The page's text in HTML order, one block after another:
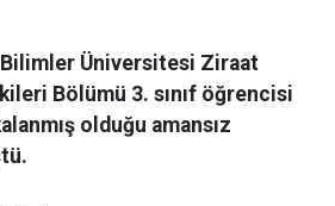
Bilimler Üniversitesi Ziraat
Bölümü 3. sınıf öğrencisi
olduğu amansız